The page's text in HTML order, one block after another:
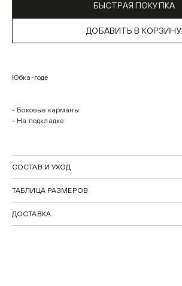
БЫСТРАЯ ПОКУПКА
ДОБАВИТЬ В КОРЗИНУ
Юбка-годе
- Боковые карманы
- На подкладке
СОСТАВ И УХОД
ТАБЛИЦА РАЗМЕРОВ
ДОСТАВКА